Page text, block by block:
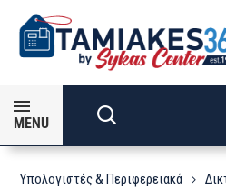
MENU
Υπολογιστές & Περιφερειακά